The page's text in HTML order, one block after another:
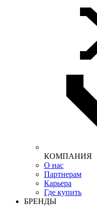
КОМПАНИЯ
О нас
Партнерам
Карьера
Где купить
БРЕНДЫ